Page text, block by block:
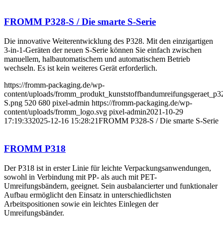
FROMM P328-S / Die smarte S-Serie
Die innovative Weiterentwicklung des P328. Mit den einzigartigen
3-in-1-Geräten der neuen S-Serie können Sie einfach zwischen
manuellem, halbautomatischem und automatischem Betrieb
wechseln. Es ist kein weiteres Gerät erforderlich.
https://fromm-packaging.de/wp-
content/uploads/
S.png 520 680 pixel-admin https://fromm-packaging.de/wp-
content/uploads/fromm_logo.svg pixel-admin2021-10-29
17:19:332025-12-16 15:28:21FROMM P328-S / Die smarte S-Serie
FROMM P318
Der P318 ist in erster Linie für leichte Verpackungsanwendungen,
sowohl in Verbindung mit PP- als auch mit PET-
Umreifungsbändern, geeignet. Sein ausbalancierter und funktionaler
Aufbau ermöglicht den Einsatz in unterschiedlichsten
Arbeitspositionen sowie ein leichtes Einlegen der
Umreifungsbänder.